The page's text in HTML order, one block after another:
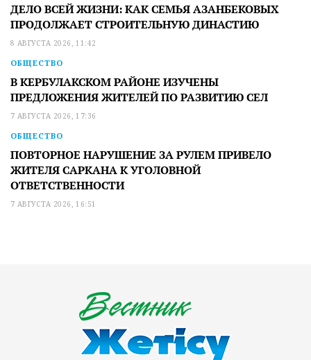
ДЕЛО ВСЕЙ ЖИЗНИ: КАК СЕМЬЯ АЗАНБЕКОВЫХ
ПРОДОЛЖАЕТ СТРОИТЕЛЬНУЮ ДИНАСТИЮ
8 АВГУСТА 2026, 11:42
ОБЩЕСТВО
В КЕРБУЛАКСКОМ РАЙОНЕ ИЗУЧЕНЫ
ПРЕДЛОЖЕНИЯ ЖИТЕЛЕЙ ПО РАЗВИТИЮ СЕЛ
7 АВГУСТА 2026, 17:36
ОБЩЕСТВО
ПОВТОРНОЕ НАРУШЕНИЕ ЗА РУЛЕМ ПРИВЕЛО
ЖИТЕЛЯ САРКАНА К УГОЛОВНОЙ
ОТВЕТСТВЕННОСТИ
7 АВГУСТА 2026, 16:51